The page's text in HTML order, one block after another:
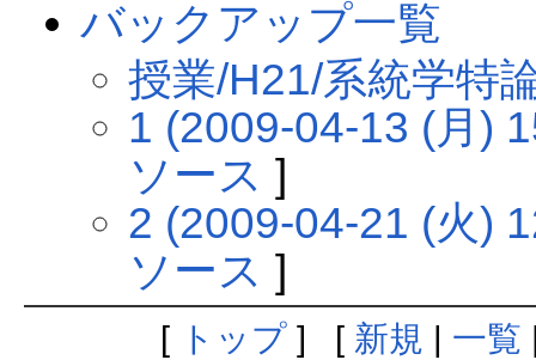
バックアップ一覧
授業/H21/系統学特
1 (2009-04-13 (月)
ソース ]
2 (2009-04-21 (火)
ソース ]
[ トップ ] [ 新規 | 一覧